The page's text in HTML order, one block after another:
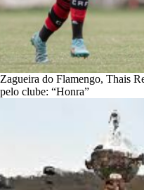
Zagueira do Flamengo, Thais
pelo clube: “Honra”